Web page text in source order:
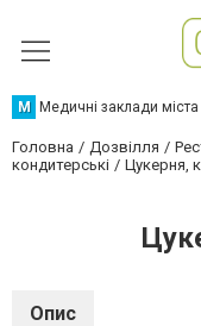
М Медичні заклади міста
Головна Дозвілля
кондитерські
Цукерня,
Опис